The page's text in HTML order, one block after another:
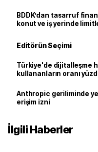
BDDK’dan tasarruf
konut ve iş yerinde
Editörün Seçimi
Türkiye'de dijitalleşme
kullananların oranı
Anthropic geriliminde
erişim izni
İlgili Haberler